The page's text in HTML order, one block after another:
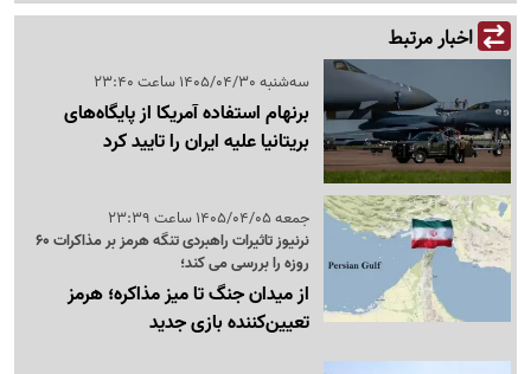
اخبار مرتبط
سه‌شنبه 1405/04/30 ساعت 23:40
برنهام استفاده آمریکا از پایگاه‌های
بریتانیا علیه ایران را تایید کرد
جمعه 1405/04/05 ساعت 23:39
نرنیوز تاثیرات راهبردی تنگه هرمز بر مذاکرات 60
روزه را بررسی می کند؛
از میدان جنگ تا میز مذاکره؛ هرمز
تعیین‌کننده بازی جدید